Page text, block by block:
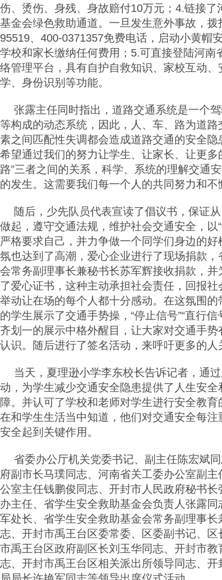
伤、烫伤、身残、身故赔付10万元；4.链接了
基金会绿色救助通道。一旦发生意外事故，拨
95519、400-0371357免费电话，启动小黄帽
学校和家长缴纳任何费用；5.可直接登陆河南
络管理平台，具有自护自救知识、家校互动
学、身份识别等功能。
张露主任同时指出，道路交通系统是一个
等构成的动态系统，因此，人、车、路为道
素之间匹配性失调都会造成道路交通的安全
希望通过我们的努力让学生、让家长、让更多
路”三者之间的关系，科学、系统的理解交通
的发生。这需要我们每一个人的共同努力和不
随后，少先队员代表宣读了倡议书，保证
做起，遵守交通法规，维护社会交通安全，以
严格要求自己，并力争做一个同学们身边的
氛也达到了高潮，爱心企业进行了现场捐款
会常务副理事长兼秘书长苏军辉接收捐款，
了爱心证书，这种主动承担社会责任，回报
举动让在场的每个人都十分感动。在这氛围
的学生展示了交通手势操，“停止信号”“直行
齐划一的展示中格外醒目，让大家对交通手
认识。随后进行了签名活动，来呼吁更多的人
当天，夏理逊小学李东校长告诉记者，通
动，为学生减少交通安全隐患提供了人生安
障。并认可了学校和老师对学生进行安全教
在和学生生活当中知道，他们对交通安全每
安全起到关键作用。
省委办公厅机关党委书记、副主任陈宏斌
府副市长马璞同志、河南省关工委办公室副
公室主任钱鹏俊同志、开封市人民政府秘书
办主任、省学生安全救助基金会负责人张露
军处长、省学生安全救助基金会常务副理事
志、开封市禹王台区委常委、区委副书记、
市禹王台区政府副区长刘玉华同志、开封市
志、开封市禹王台区相关派出所领导同志、